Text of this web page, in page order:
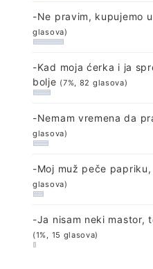
-Ne pravim, kupujemo
glasova)
-Kad moja ćerka i ja
bolje (7%, 82 glasova)
-Nemam vremena da
glasova)
-Moj muž peče
glasova)
-Ja nisam neki mastor,
(1%, 15 glasova)